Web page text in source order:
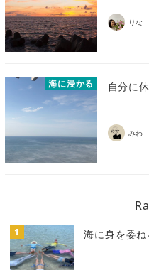
りな
海に浸かる 自分に
みわ
海に身を委